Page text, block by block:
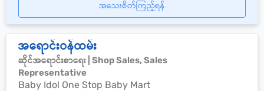
အသေးစိတ်ကြည့်ရန်
အရောင်းဝန်ထမ်း
ဆိုင်အရောင်းစာရေး | Shop Sales, Sales
Representative
Baby Idol One Stop Baby Mart